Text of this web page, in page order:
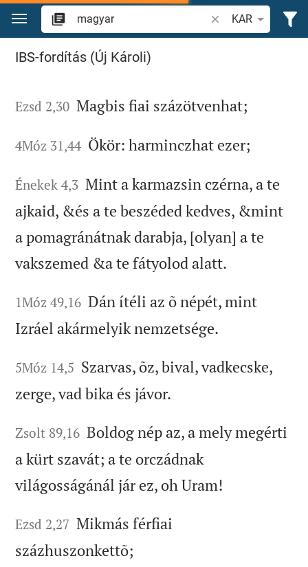
Ugrás a tartalomra
Igevers vagy szó
KAR
"magyar" keresése a Bibliában
IBS-fordítás (Új Károli)
Ezsd 2,30 Magbis fiai százötvenhat;
4Móz 31,44 Ökör: harminczhat ezer;
Énekek 4,3 Mint a karmazsin czérna, a te
ajkaid, &és a te beszéded kedves, &mint
a pomagránátnak darabja, [olyan] a te
vakszemed &a te fátyolod alatt.
1Móz 49,16 Dán ítéli az õ népét, mint
Izráel akármelyik nemzetsége.
5Móz 14,5 Szarvas, õz, bival, vadkecske,
zerge, vad bika és jávor.
Zsolt 89,16 Boldog nép az, a mely megérti
a kürt szavát; a te orczádnak
világosságánál jár ez, oh Uram!
Ezsd 2,27 Mikmás férfiai
százhuszonkettõ;